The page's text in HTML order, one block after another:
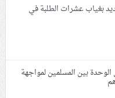
بغياب عشرات الطلبة في
إلى الوحدة بين المسلمين لمواجهة